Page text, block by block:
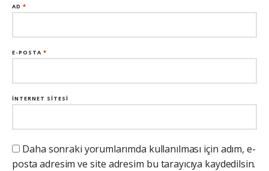
AD*
E-POSTA*
İNTERNET SITESI
Daha sonraki yorumlarımda kullanılması için adım, e-
posta adresim ve site adresim bu tarayıcıya kaydedilsin.